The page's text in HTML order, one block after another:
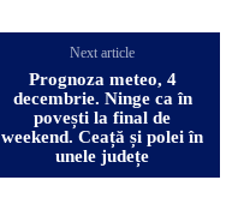
Next article
Prognoza meteo, 4
decembrie. Ninge ca în
povești la final de
weekend. Ceață și polei în
unele județe